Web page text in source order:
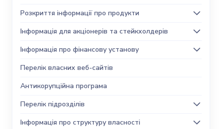
Розкриття інформації про продукти
Інформація для акціонерів та стейкхолдерів
Інформація про фінансову установу
Перелік власних веб-сайтів
Антикорупційна програма
Перелік підрозділів
Інформація про структуру власності